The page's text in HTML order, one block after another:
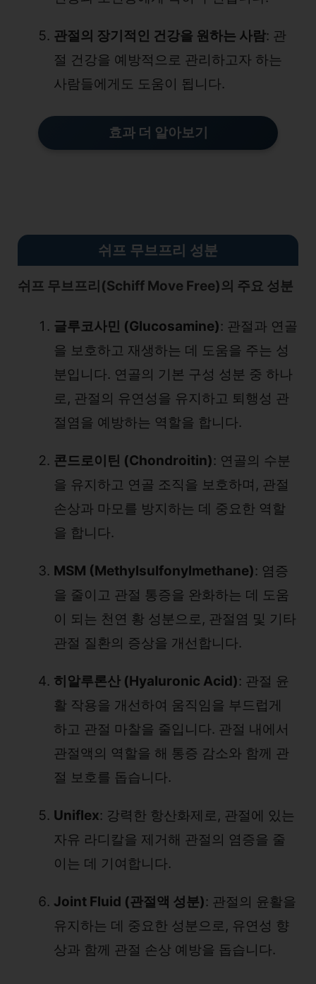
관절의 장기적인 건강을 원하는 사람: 관
절 건강을 예방적으로 관리하고자 하는
사람들에게도 도움이 됩니다.
효과 더 알아보기
쉬프 무브프리 성분
쉬프 무브프리(Schiff Move Free)의 주요 성분
글루코사민 (Glucosamine): 관절과 연골
을 보호하고 재생하는 데 도움을 주는 성
분입니다. 연골의 기본 구성 성분 중 하나
로, 관절의 유연성을 유지하고 퇴행성 관
절염을 예방하는 역할을 합니다.
콘드로이틴 (Chondroitin): 연골의 수분
을 유지하고 연골 조직을 보호하며, 관절
손상과 마모를 방지하는 데 중요한 역할
을 합니다.
MSM (Methylsulfonylmethane): 염증
을 줄이고 관절 통증을 완화하는 데 도움
이 되는 천연 황 성분으로, 관절염 및 기타
관절 질환의 증상을 개선합니다.
히알루론산 (Hyaluronic Acid): 관절 윤
활 작용을 개선하여 움직임을 부드럽게
하고 관절 마찰을 줄입니다. 관절 내에서
관절액의 역할을 해 통증 감소와 함께 관
절 보호를 돕습니다.
Uniflex: 강력한 항산화제로, 관절에 있는
자유 라디칼을 제거해 관절의 염증을 줄
이는 데 기여합니다.
Joint Fluid (관절액 성분): 관절의 윤활을
유지하는 데 중요한 성분으로, 유연성 향
상과 함께 관절 손상 예방을 돕습니다.